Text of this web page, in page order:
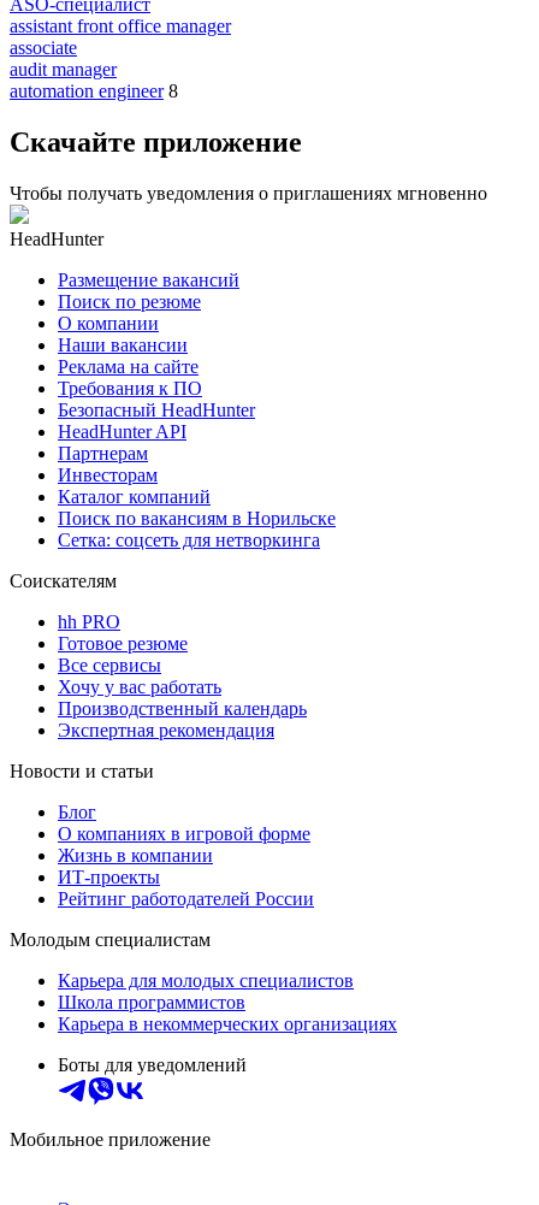
assistant front office manager
associate
audit manager
automation engineer 8
Скачайте приложение
Чтобы получать уведомления о приглашениях мгновенно
HeadHunter
Размещение вакансий
Поиск по резюме
О компании
Наши вакансии
Реклама на сайте
Требования к ПО
Безопасный HeadHunter
HeadHunter API
Партнерам
Инвесторам
Каталог компаний
Поиск по вакансиям в Норильске
Сетка: соцсеть для нетворкинга
Соискателям
hh PRO
Готовое резюме
Все сервисы
Хочу у вас работать
Производственный календарь
Экспертная рекомендация
Новости и статьи
Блог
О компаниях в игровой форме
Жизнь в компании
ИТ-проекты
Рейтинг работодателей России
Молодым специалистам
Карьера для молодых специалистов
Школа программистов
Карьера в некоммерческих организациях
Боты для уведомлений
Мобильное приложение